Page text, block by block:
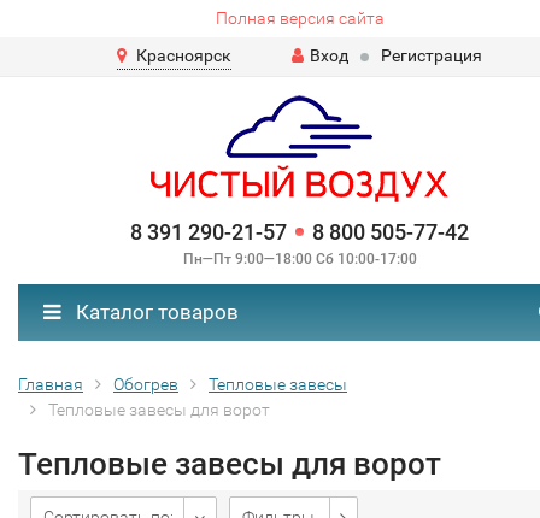
Полная версия сайта
Красноярск
Вход Регистрация
8 391 290-21-57 8 800 505-77-42
Пн—Пт 9:00—18:00 Сб 10:00-17:00
Каталог товаров
Главная Обогрев
Тепловые завесы
Тепловые завесы для ворот
Тепловые завесы для ворот